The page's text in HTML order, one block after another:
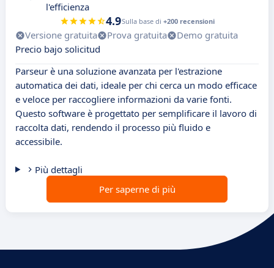
l'efficienza
4.9Sulla base di +200 recensioni
Versione gratuita Prova gratuita
Demo gratuita
Precio bajo solicitud
Parseur è una soluzione avanzata per l'estrazione
automatica dei dati, ideale per chi cerca un modo efficace
e veloce per raccogliere informazioni da varie fonti.
Questo software è progettato per semplificare il lavoro di
raccolta dati, rendendo il processo più fluido e
accessibile.
Più dettagli
Per saperne di più